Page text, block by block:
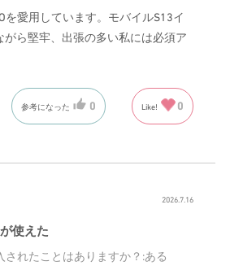
を愛用しています。モバイルS13イ
がら堅牢、出張の多い私には必須ア
参考になった 0 Like! 0
2026.7.16
使えた
されたことはありますか？ :ある